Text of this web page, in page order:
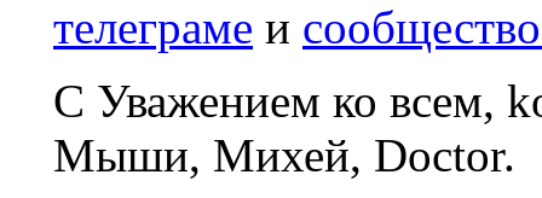
телеграме и
С Уважением ко всем,
Мыши, Михей, Doctor.